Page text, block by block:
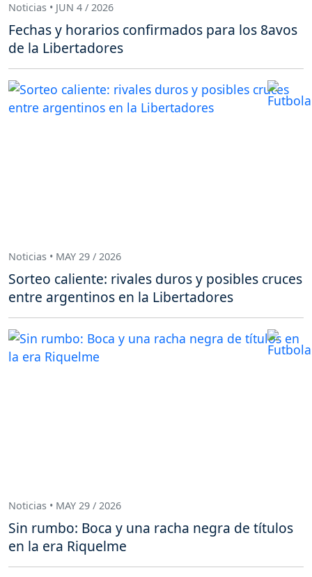
Noticias • JUN 4 / 2026
Fechas y horarios confirmados para los 8avos
de la Libertadores
Noticias • MAY 29 / 2026
Sorteo caliente: rivales duros y posibles cruces
entre argentinos en la Libertadores
Noticias • MAY 29 / 2026
Sin rumbo: Boca y una racha negra de títulos
en la era Riquelme